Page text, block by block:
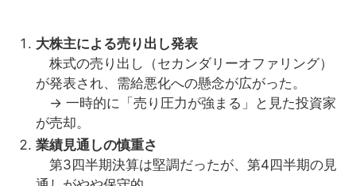
大株主による売り出し発表
株式の売り出し（セカンダリーオファリング）
が発表され、需給悪化への懸念が広がった。
→ 一時的に「売り圧力が強まる」と見た投資家
が売却。
業績見通しの慎重さ
第3四半期決算は堅調だったが、第4四半期の見